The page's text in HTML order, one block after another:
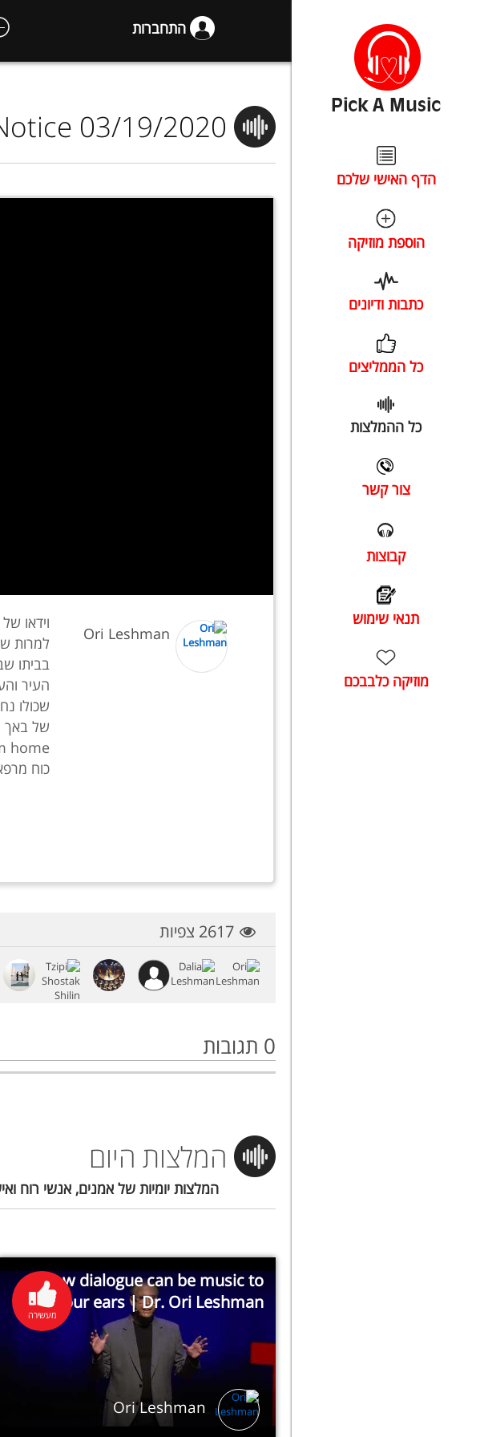
הדף האישי שלכם
הוספת מוזיקה
כתבות ודיונים
כל הממליצים
כל ההמלצות
צור קשר
קבוצות
תנאי שימוש
מוזיקה כלבבכם
התחברות
03/19/2020
Ori Leshman
וידאו
למרות
בביתו
שכולו
כוח
2617 צפיות
0 תגובות
המלצות היום
המלצות יומיות של אמנים, אנשי רוח
How dialogue can be music to
your ears | Dr. Ori Leshman
מעשירה
Ori Leshman